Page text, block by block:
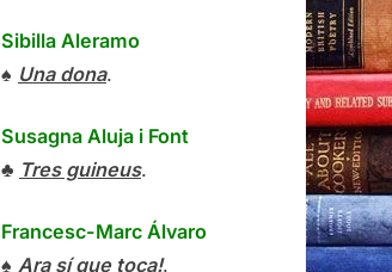
Sibilla Aleramo
♠ Una dona.
Susagna Aluja i Font
♣ Tres guineus.
Francesc-Marc Álvaro
♠ Ara sí que toca!.